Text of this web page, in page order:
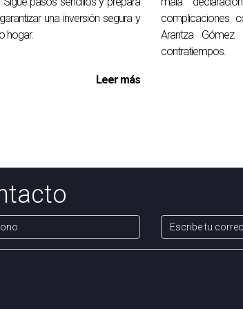
muchas personas encuentran que los
accesibles para garantizar comodidad y
puede ayudarte a encontrar la mejor
sobre tu próxima mudanza. Ella está
una inversión segura y
hogar.
Leer más
complicaciones
Arantza
contratiempos.